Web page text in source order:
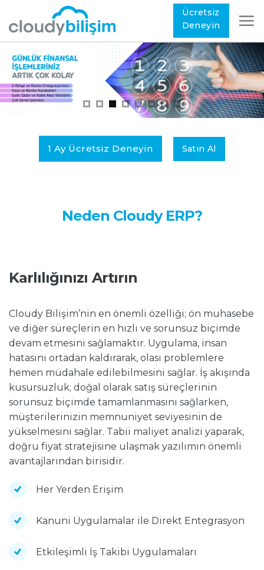
Ücretsiz
Deneyin
1 Ay Ücretsiz Deneyin Satın Al
Neden Cloudy ERP?
Karlılığınızı Artırın
Cloudy Bilişim’nin en önemli özelliği; ön muhasebe
ve diğer süreçlerin en hızlı ve sorunsuz biçimde
devam etmesini sağlamaktır. Uygulama, insan
hatasını ortadan kaldırarak, olası problemlere
hemen müdahale edilebilmesini sağlar. İş akışında
kusursuzluk; doğal olarak satış süreçlerinin
sorunsuz biçimde tamamlanmasını sağlarken,
müşterilerinizin memnuniyet seviyesinin de
yükselmesini sağlar. Tabii maliyet analizi yaparak,
doğru fiyat stratejisine ulaşmak yazılımın önemli
avantajlarından birisidir.
Her Yerden Erişim
Kanuni Uygulamalar ile Direkt Entegrasyon
Etkileşimli İş Takibi Uygulamaları